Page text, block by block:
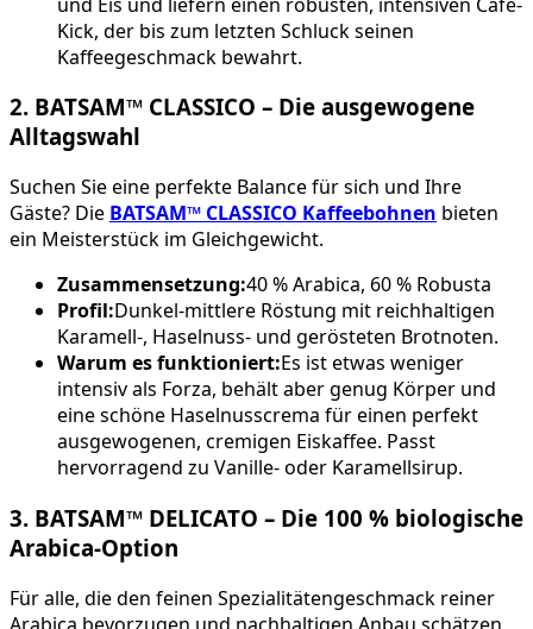
Kick, der bis zum letzten Schluck seinen
Kaffeegeschmack bewahrt.
2. BATSAM™ CLASSICO – Die ausgewogene
Alltagswahl
Suchen Sie eine perfekte Balance für sich und Ihre
Gäste? Die BATSAM™ CLASSICO Kaffeebohnen bieten
ein Meisterstück im Gleichgewicht.
Zusammensetzung:40 % Arabica, 60 % Robusta
Profil:Dunkel-mittlere Röstung mit reichhaltigen
Karamell-, Haselnuss- und gerösteten Brotnoten.
Warum es funktioniert:Es ist etwas weniger
intensiv als Forza, behält aber genug Körper und
eine schöne Haselnusscrema für einen perfekt
ausgewogenen, cremigen Eiskaffee. Passt
hervorragend zu Vanille- oder Karamellsirup.
3. BATSAM™ DELICATO – Die 100 % biologische
Arabica-Option
Für alle, die den feinen Spezialitätengeschmack reiner
Arabica bevorzugen und nachhaltigen Anbau schätzen,